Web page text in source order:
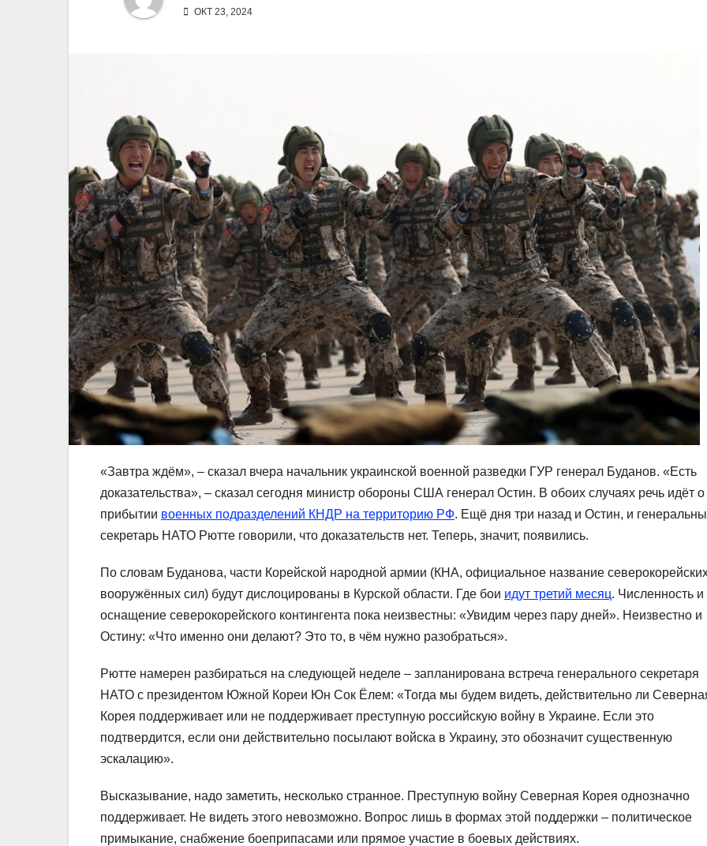
ОКТ 23, 2024
«Завтра ждём», – сказал вчера начальник украинской военной разведки ГУР генерал Буданов. «Есть
доказательства», – сказал сегодня министр обороны США генерал Остин. В обоих случаях речь идёт о
прибытии военных подразделений КНДР на территорию РФ. Ещё дня три назад и Остин, и
секретарь НАТО Рютте говорили, что доказательств нет. Теперь, значит, появились.
По словам Буданова, части Корейской народной армии (КНА, официальное название
вооружённых сил) будут дислоцированы в Курской области. Где бои идут третий месяц. Численность и
оснащение северокорейского контингента пока неизвестны: «Увидим через пару дней». Неизвестно и
Остину: «Что именно они делают? Это то, в чём нужно разобраться».
Рютте намерен разбираться на следующей неделе – запланирована встреча генерального секретаря
НАТО с президентом Южной Кореи Юн Сок Ёлем: «Тогда мы будем видеть, действительно ли
Корея поддерживает или не поддерживает преступную российскую войну в Украине. Если это
подтвердится, если они действительно посылают войска в Украину, это обозначит существенную
эскалацию».
Высказывание, надо заметить, несколько странное. Преступную войну Северная Корея однозначно
поддерживает. Не видеть этого невозможно. Вопрос лишь в формах этой поддержки – политическое
примыкание, снабжение боеприпасами или прямое участие в боевых действиях.